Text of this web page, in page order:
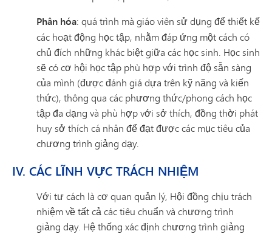
Phân hóa: quá trình mà giáo viên sử dụng để thiết kế
các hoạt động học tập, nhằm đáp ứng một cách có
chủ đích những khác biệt giữa các học sinh. Học sinh
sẽ có cơ hội học tập phù hợp với trình độ sẵn sàng
của mình (được đánh giá dựa trên kỹ năng và kiến
thức), thông qua các phương thức/phong cách học
tập đa dạng và phù hợp với sở thích, đồng thời phát
huy sở thích cá nhân để đạt được các mục tiêu của
chương trình giảng dạy.
IV. CÁC LĨNH VỰC TRÁCH NHIỆM
Với tư cách là cơ quan quản lý, Hội đồng chịu trách
nhiệm về tất cả các tiêu chuẩn và chương trình
giảng dạy. Hệ thống xác định chương trình giảng